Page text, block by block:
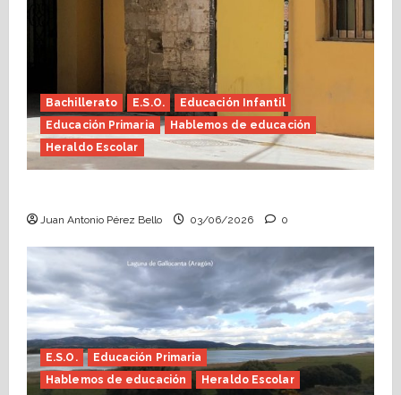
Bachillerato E.S.O.
Educación Infantil
Educación Primaria
Hablemos de educación
Heraldo Escolar
Juan Antonio Pérez Bello 03/06/2026 0
E.S.O.
Educación Primaria
Hablemos de educación
Heraldo Escolar